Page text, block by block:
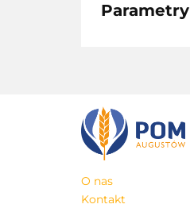
Parametry
O nas
Kontakt